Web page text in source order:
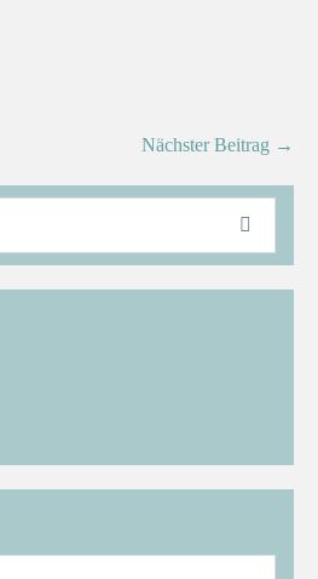
Nächster Beitrag →